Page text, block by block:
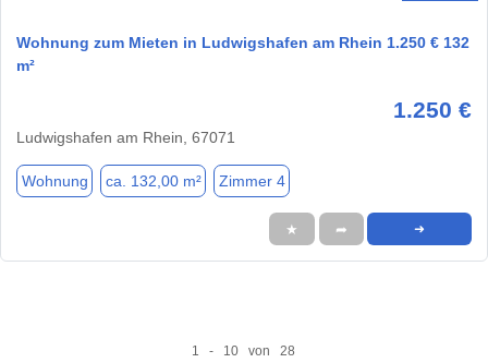
Wohnung zum Mieten in Ludwigshafen am Rhein 1.250 € 132
m²
1.250 €
Ludwigshafen am Rhein, 67071
Wohnung ca. 132,00 m² Zimmer 4
★ ➦ ➜
1 - 10 von 28